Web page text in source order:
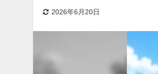
2026年6月20日